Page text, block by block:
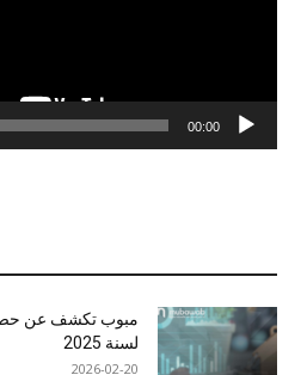
00:00
مبوب تكشف عن
لسنة 2025
2026-02-20